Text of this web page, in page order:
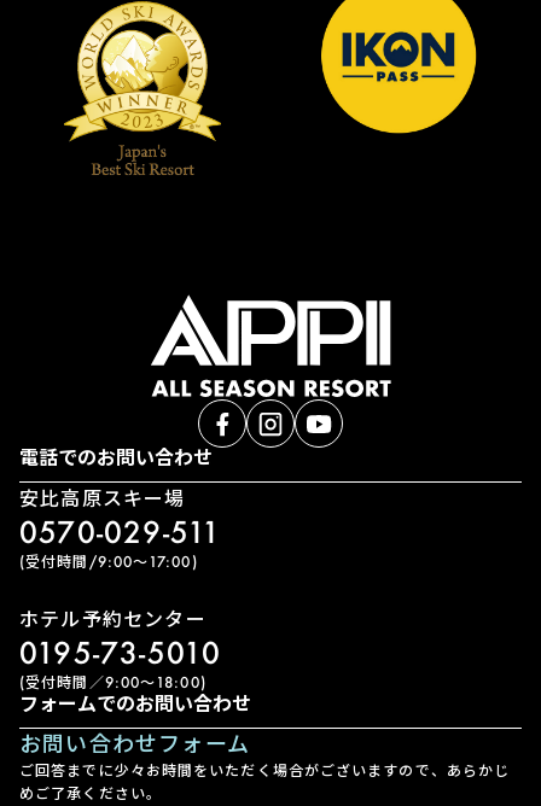
電話でのお問い合わせ
安比高原スキー場
0570-029-511
(受付時間/9:00〜17:00)
ホテル予約センター
0195-73-5010
(受付時間／9:00〜18:00)
フォームでのお問い合わせ
お問い合わせフォーム
ご回答までに少々お時間をいただく場合がございますので、あらかじ
めご了承ください。